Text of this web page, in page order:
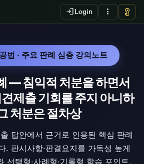
login Login more_vert vpn_key
법 · 주요 판례 심층 강의노트
— 침익적 처분을 하면서
제출 기회를 주지 아니하
처분은 절차상
답안에서 근거로 인용된 핵심 판례
. 판시사항·판결요지를 가독성 높게
선택형·사례형·기록형 학습 포인트,